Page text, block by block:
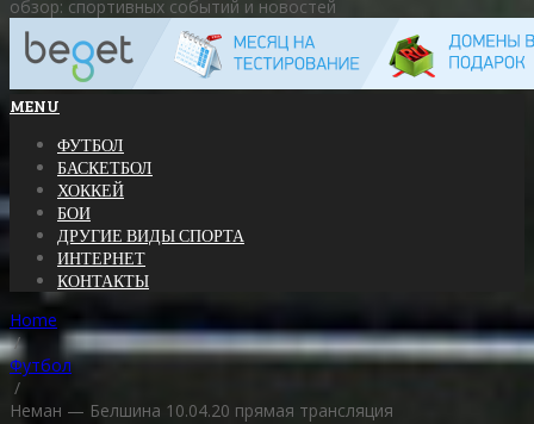
обзор: спортивных событий и новостей
MENU
ФУТБОЛ
БАСКЕТБОЛ
ХОККЕЙ
БОИ
ДРУГИЕ ВИДЫ СПОРТА
ИНТЕРНЕТ
КОНТАКТЫ
Home
/
Футбол
/
Неман — Белшина 10.04.20 прямая трансляция